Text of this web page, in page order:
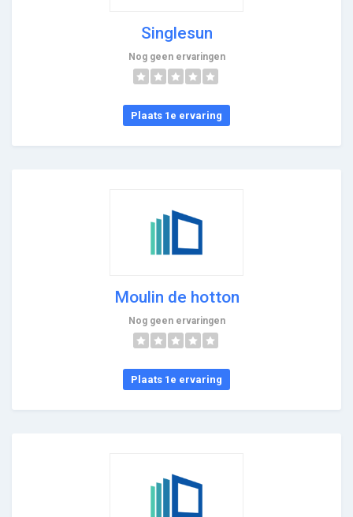
Singlesun
Nog geen ervaringen
Plaats 1e ervaring
Moulin de hotton
Nog geen ervaringen
Plaats 1e ervaring